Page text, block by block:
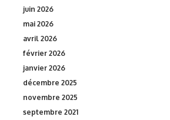
juin 2026
mai 2026
avril 2026
février 2026
janvier 2026
décembre 2025
novembre 2025
septembre 2021